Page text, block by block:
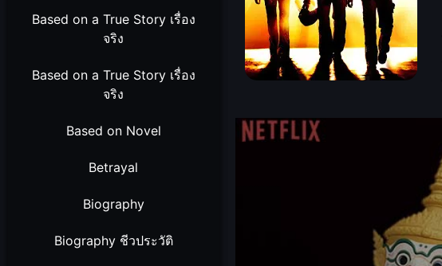
Based on a True Story เรื่อง
จริง
Based on a True Story เรื่อง
จริง
Based on Novel
Betrayal
Biography
Biography ชีวประวัติ